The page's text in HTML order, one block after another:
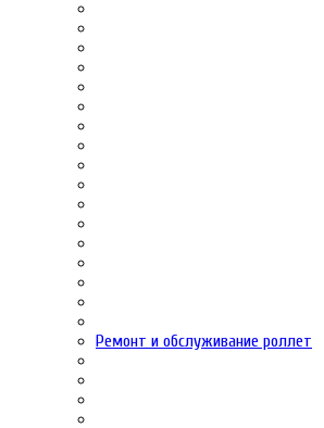
Ремонт и обслуживание роллет